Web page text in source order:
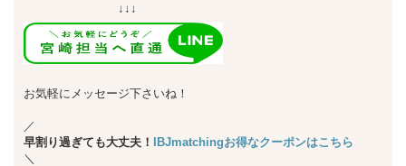
↓↓↓
お気軽にメッセージ下さいね！
／
早割り過ぎても大丈夫！ IBJmatchingお得なクーポンはこちら
＼